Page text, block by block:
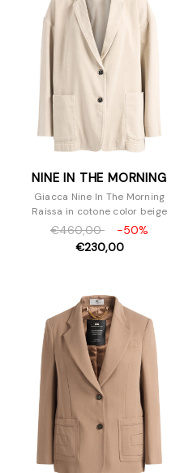
NINE IN THE MORNING
Giacca Nine In The Morning
Raissa in cotone color beige
€460,00
-50%
€230,00